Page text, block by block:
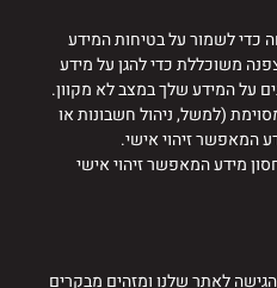
כדי לשמור על בטיחות המידע
משוכללת כדי להגן על מידע
על המידע שלך במצב לא מקוון.
(למשל, ניהול חשבונות או
המאפשר זיהוי אישי.
מידע המאפשר זיהוי אישי
לאתר שלנו ומזהים מבקרים